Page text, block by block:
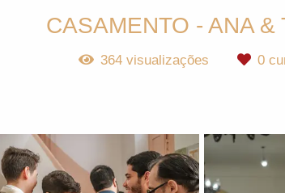
CASAMENTO - ANA &
364visualizações 0